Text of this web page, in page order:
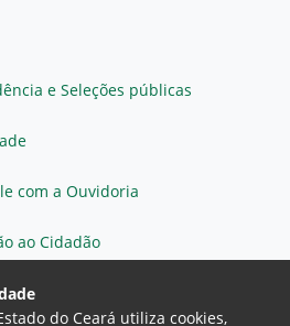
e Seleções públicas
com a Ouvidoria
ao Cidadão
do Ceará utiliza cookies,